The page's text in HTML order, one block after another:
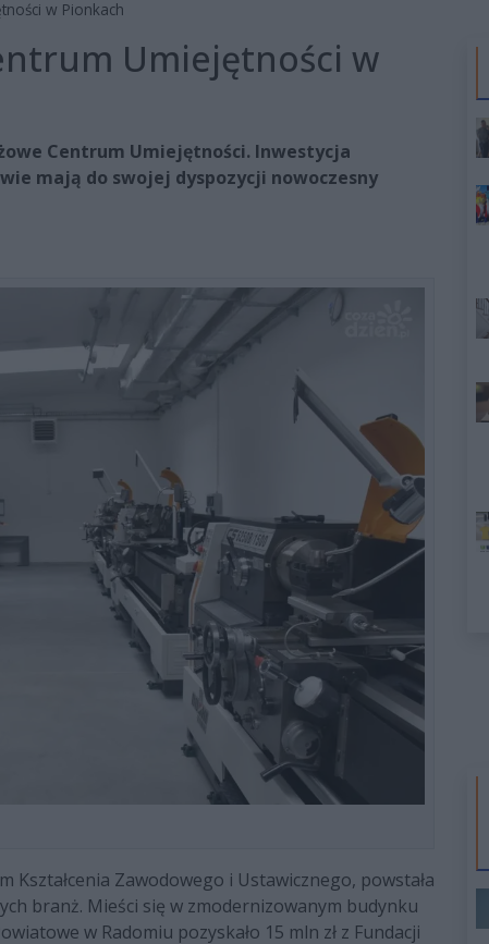
w Pionkach
Umiejętności w
Centrum Umiejętności. Inwestycja
mają do swojej dyspozycji nowoczesny
Kształcenia Zawodowego i Ustawicznego, powstała
branż. Mieści się w zmodernizowanym budynku
w Radomiu pozyskało 15 mln zł z Fundacji